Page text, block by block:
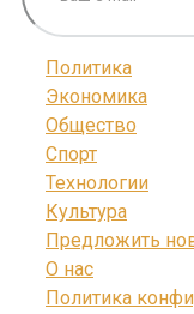
Политика
Экономика
Общество
Спорт
Технологии
Культура
Предложить
О нас
Политика